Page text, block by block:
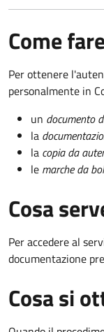
Come
Per ottenere
personalmente in
un documento
la
la copia da
le marche da
Cosa
Per accedere al
documentazione
Cosa si